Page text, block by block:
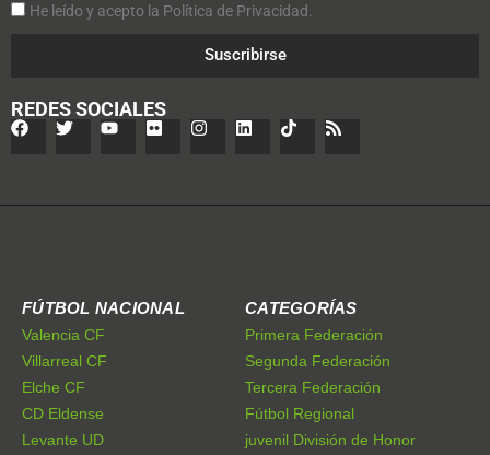
He leído y acepto la Política de Privacidad.
Suscribirse
REDES SOCIALES
FÚTBOL NACIONAL
Valencia CF
Villarreal CF
Elche CF
CD Eldense
Levante UD
CATEGORÍAS
Primera Federación
Segunda Federación
Tercera Federación
Fútbol Regional
juvenil División de Honor